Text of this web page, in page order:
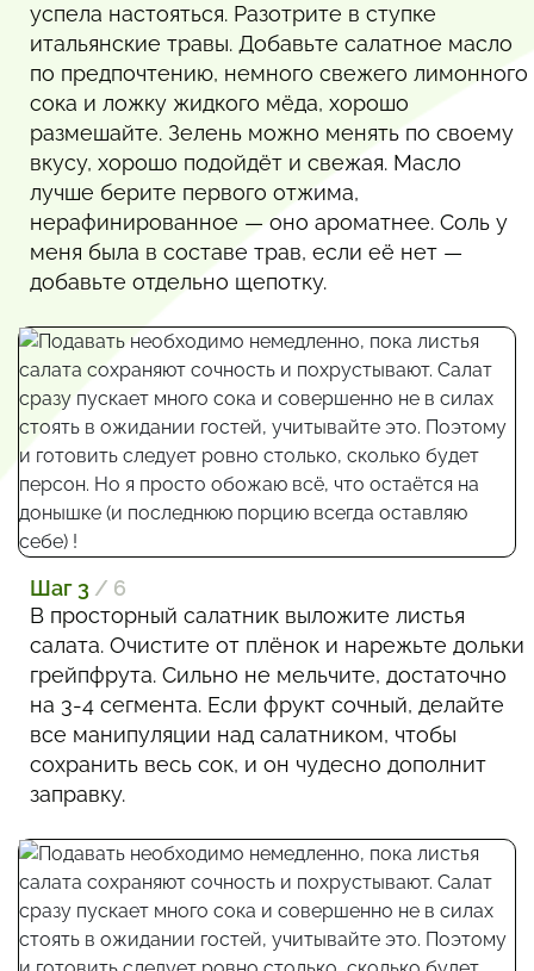
успела настояться. Разотрите в ступке
итальянские травы. Добавьте салатное масло
по предпочтению, немного свежего лимонного
сока и ложку жидкого мёда, хорошо
размешайте. Зелень можно менять по своему
вкусу, хорошо подойдёт и свежая. Масло
лучше берите первого отжима,
нерафинированное — оно ароматнее. Соль у
меня была в составе трав, если её нет —
добавьте отдельно щепотку.
Шаг 3 / 6
В просторный салатник выложите листья
салата. Очистите от плёнок и нарежьте дольки
грейпфрута. Сильно не мельчите, достаточно
на 3-4 сегмента. Если фрукт сочный, делайте
все манипуляции над салатником, чтобы
сохранить весь сок, и он чудесно дополнит
заправку.